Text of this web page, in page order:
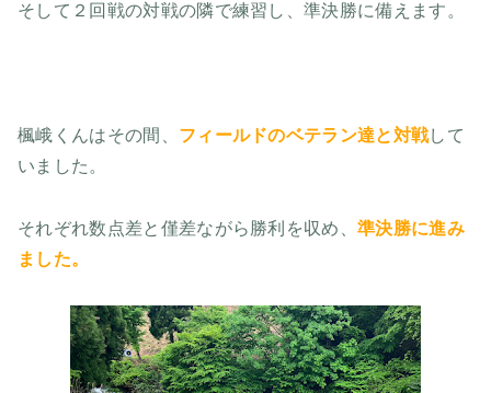
そして２回戦の対戦の隣で練習し、準決勝に備えます。
楓峨くんはその間、 フィールドのベテラン達と対戦して
いました。
それぞれ数点差と僅差ながら勝利を収め、準決勝に進み
ました。